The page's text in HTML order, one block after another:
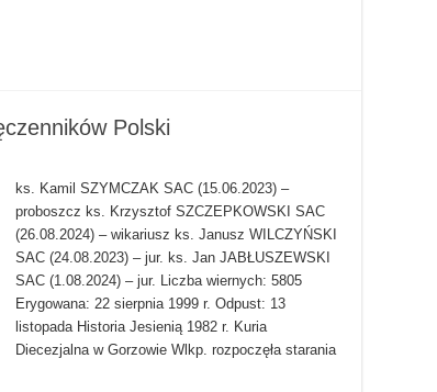
Polski
ks. Kamil SZYMCZAK SAC (15.06.2023) –
proboszcz ks. Krzysztof SZCZEPKOWSKI SAC
(26.08.2024) – wikariusz ks. Janusz WILCZYŃSKI
SAC (24.08.2023) – jur. ks. Jan JABŁUSZEWSKI
SAC (1.08.2024) – jur. Liczba wiernych: 5805
Erygowana: 22 sierpnia 1999 r. Odpust: 13
listopada Historia Jesienią 1982 r. Kuria
Diecezjalna w Gorzowie Wlkp. rozpoczęła starania